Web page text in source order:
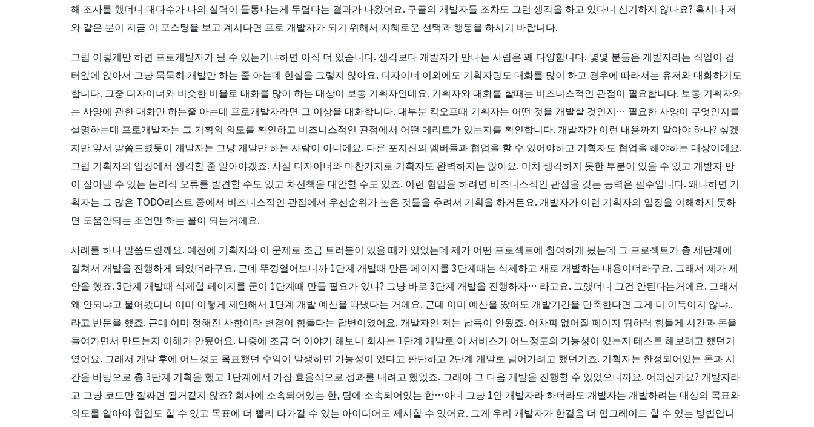
해 조사를 했더니 대다수가 나의 실력이 들통나는게 두렵다는 결과가 나왔어요. 구글의 개발자들 조차도 그런 생각을 하고 있다니 신기하지 않나요? 혹시나 저
와 같은 분이 지금 이 포스팅을 보고 계시다면 프로 개발자가 되기 위해서 지혜로운 선택과 행동을 하시기 바랍니다.
그럼 이렇게만 하면 프로개발자가 될 수 있는거냐하면 아직 더 있습니다. 생각보다 개발자가 만나는 사람은 꽤 다양합니다. 몇몇 분들은 개발자라는 직업이 컴
터앞에 앉아서 그냥 묵묵히 개발만 하는 줄 아는데 현실을 그렇지 않아요. 디자이너 이외에도 기획자랑도 대화를 많이 하고 경우에 따라서는 유저와 대화하기도
합니다. 그중 디자이너와 비슷한 비율로 대화를 많이 하는 대상이 보통 기획자인데요. 기획자와 대화를 할때는 비즈니스적인 관점이 필요합니다. 보통 기획자와
는 사양에 관한 대화만 하는줄 아는데 프로개발자라면 그 이상을 대화합니다. 대부분 킥오프때 기획자는 어떤 것을 개발할 것인지… 필요한 사양이 무엇인지를
설명하는데 프로개발자는 그 기획의 의도를 확인하고 비즈니스적인 관점에서 어떤 메리트가 있는지를 확인합니다. 개발자가 이런 내용까지 알아야 하나? 싶겠
지만 앞서 말씀드렸듯이 개발자는 그냥 개발만 하는 사람이 아니에요. 다른 포지션의 멤버들과 협업을 할 수 있어야하고 기획자도 협업을 해야하는 대상이에요.
그럼 기획자의 입장에서 생각할 줄 알아야겠죠. 사실 디자이너와 마찬가지로 기획자도 완벽하지는 않아요. 미처 생각하지 못한 부분이 있을 수 있고 개발자 만
이 잡아낼 수 있는 논리적 오류를 발견할 수도 있고 차선책을 대안할 수도 있죠. 이런 협업을 하려면 비즈니스적인 관점을 갖는 능력은 필수입니다. 왜냐하면 기
획자는 그 많은 TODO리스트 중에서 비즈니스적인 관점에서 우선순위가 높은 것들을 추려서 기획을 하거든요. 개발자가 이런 기획자의 입장을 이해하지 못하
면 도움안되는 조언만 하는 꼴이 되는거에요.
사례를 하나 말씀드릴께요. 예전에 기획자와 이 문제로 조금 트러블이 있을 때가 있었는데 제가 어떤 프로젝트에 참여하게 됬는데 그 프로젝트가 총 세단계에
걸쳐서 개발을 진행하게 되었더라구요. 근데 뚜껑열어보니까 1단계 개발때 만든 페이지를 3단계때는 삭제하고 새로 개발하는 내용이더라구요. 그래서 제가 제
안을 했죠. 3단계 개발때 삭제할 페이지를 굳이 1단계때 만들 필요가 있냐? 그냥 바로 3단계 개발을 진행하자… 라고요. 그랬더니 그건 안된다는거에요. 그래서
왜 안되냐고 물어봤더니 이미 이렇게 제안해서 1단계 개발 예산을 따냈다는 거에요. 근데 이미 예산을 땄어도 개발기간을 단축한다면 그게 더 이득이지 않냐..
라고 반문을 했죠. 근데 이미 정해진 사항이라 변경이 힘들다는 답변이였어요. 개발자인 저는 납득이 안됬죠. 어차피 없어질 페이지 뭐하러 힘들게 시간과 돈을
들여가면서 만드는지 이해가 안됬어요. 나중에 조금 더 이야기 해보니 회사는 1단계 개발로 이 서비스가 어느정도의 가능성이 있는지 테스트 해보려고 했던거
였어요. 그래서 개발 후에 어느정도 목표했던 수익이 발생하면 가능성이 있다고 판단하고 2단계 개발로 넘어가려고 했던거죠. 기획자는 한정되어있는 돈과 시
간을 바탕으로 총 3단계 기획을 했고 1단계에서 가장 효율적으로 성과를 내려고 했었죠. 그래야 그 다음 개발을 진행할 수 있었으니까요. 어떠신가요? 개발자라
고 그냥 코드만 잘짜면 될거같지 않죠? 회사에 소속되어있는 한, 팀에 소속되어있는 한…아니 그냥 1인 개발자라 하더라도 개발자는 개발하려는 대상의 목표와
의도를 알아야 협업도 할 수 있고 목표에 더 빨리 다가갈 수 있는 아이디어도 제시할 수 있어요. 그게 우리 개발자가 한걸음 더 업그레이드 할 수 있는 방법입니